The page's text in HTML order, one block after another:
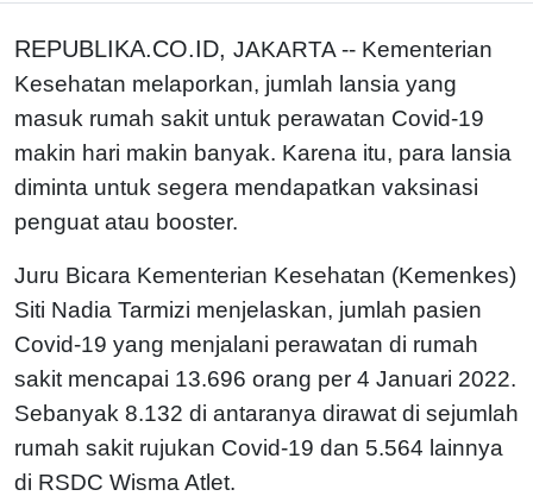
REPUBLIKA.CO.ID, JAKARTA -- Kementerian
Kesehatan melaporkan, jumlah lansia yang
masuk rumah sakit untuk perawatan Covid-19
makin hari makin banyak. Karena itu, para lansia
diminta untuk segera mendapatkan vaksinasi
penguat atau booster.
Juru Bicara Kementerian Kesehatan (Kemenkes)
Siti Nadia Tarmizi menjelaskan, jumlah pasien
Covid-19 yang menjalani perawatan di rumah
sakit mencapai 13.696 orang per 4 Januari 2022.
Sebanyak 8.132 di antaranya dirawat di sejumlah
rumah sakit rujukan Covid-19 dan 5.564 lainnya
di RSDC Wisma Atlet.